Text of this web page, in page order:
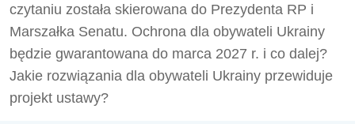
czytaniu została skierowana do Prezydenta RP i
Marszałka Senatu. Ochrona dla obywateli Ukrainy
będzie gwarantowana do marca 2027 r. i co dalej?
Jakie rozwiązania dla obywateli Ukrainy przewiduje
projekt ustawy?